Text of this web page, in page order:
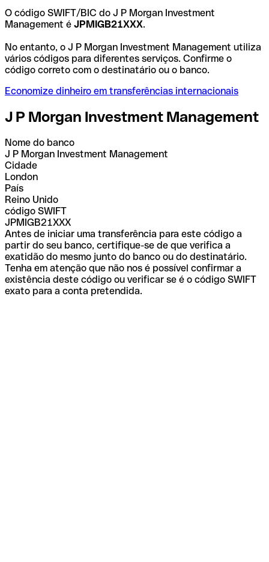
O código SWIFT/BIC do J P Morgan Investment
Management é JPMIGB21XXX.
No entanto, o J P Morgan Investment Management utiliza
vários códigos para diferentes serviços. Confirme o
código correto com o destinatário ou o banco.
Economize dinheiro em transferências internacionais
J P Morgan Investment Management
Nome do banco
J P Morgan Investment Management
Cidade
London
País
Reino Unido
código SWIFT
JPMIGB21XXX
Antes de iniciar uma transferência para este código a
partir do seu banco, certifique-se de que verifica a
exatidão do mesmo junto do banco ou do destinatário.
Tenha em atenção que não nos é possível confirmar a
existência deste código ou verificar se é o código SWIFT
exato para a conta pretendida.